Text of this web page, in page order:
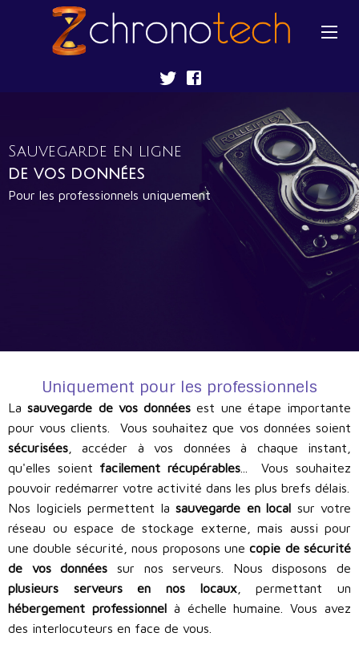
Sauvegarde de vos données |
Aparté haute
En-tête
Sauvegarde en ligne
de vos données
Pour les professionnels uniquement
Uniquement pour les professionnels
Lasauvegarde de vos données est une étape importante
pour vous clients. Vous souhaitez que vos données soient
sécurisées , accéder à vos données à chaque instant,
qu'elles soient facilement récupérables ... Vous souhaitez
pouvoir redémarrer votre activité dans les plus brefs délais.
Nos logiciels permettent la sauvegarde en local sur votre
réseau ou espace de stockage externe, mais aussi pour
une double sécurité, nous proposons une copie de sécurité
de vos données sur nos serveurs. Nous disposons de
plusieurs serveurs en nos locaux, permettant un
hébergement professionnelà échelle humaine. Vous avez
des interlocuteurs en face de vous.